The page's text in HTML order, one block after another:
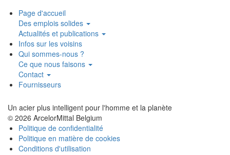
Page d'accueil
Des emplois solides
Actualités et publications
Infos sur les voisins
Qui sommes-nous ?
Ce que nous faisons
Contact
Fournisseurs
Un acier plus intelligent pour l'homme et la planète
© 2026 ArcelorMittal Belgium
Politique de confidentialité
Politique en matière de cookies
Conditions d'utilisation